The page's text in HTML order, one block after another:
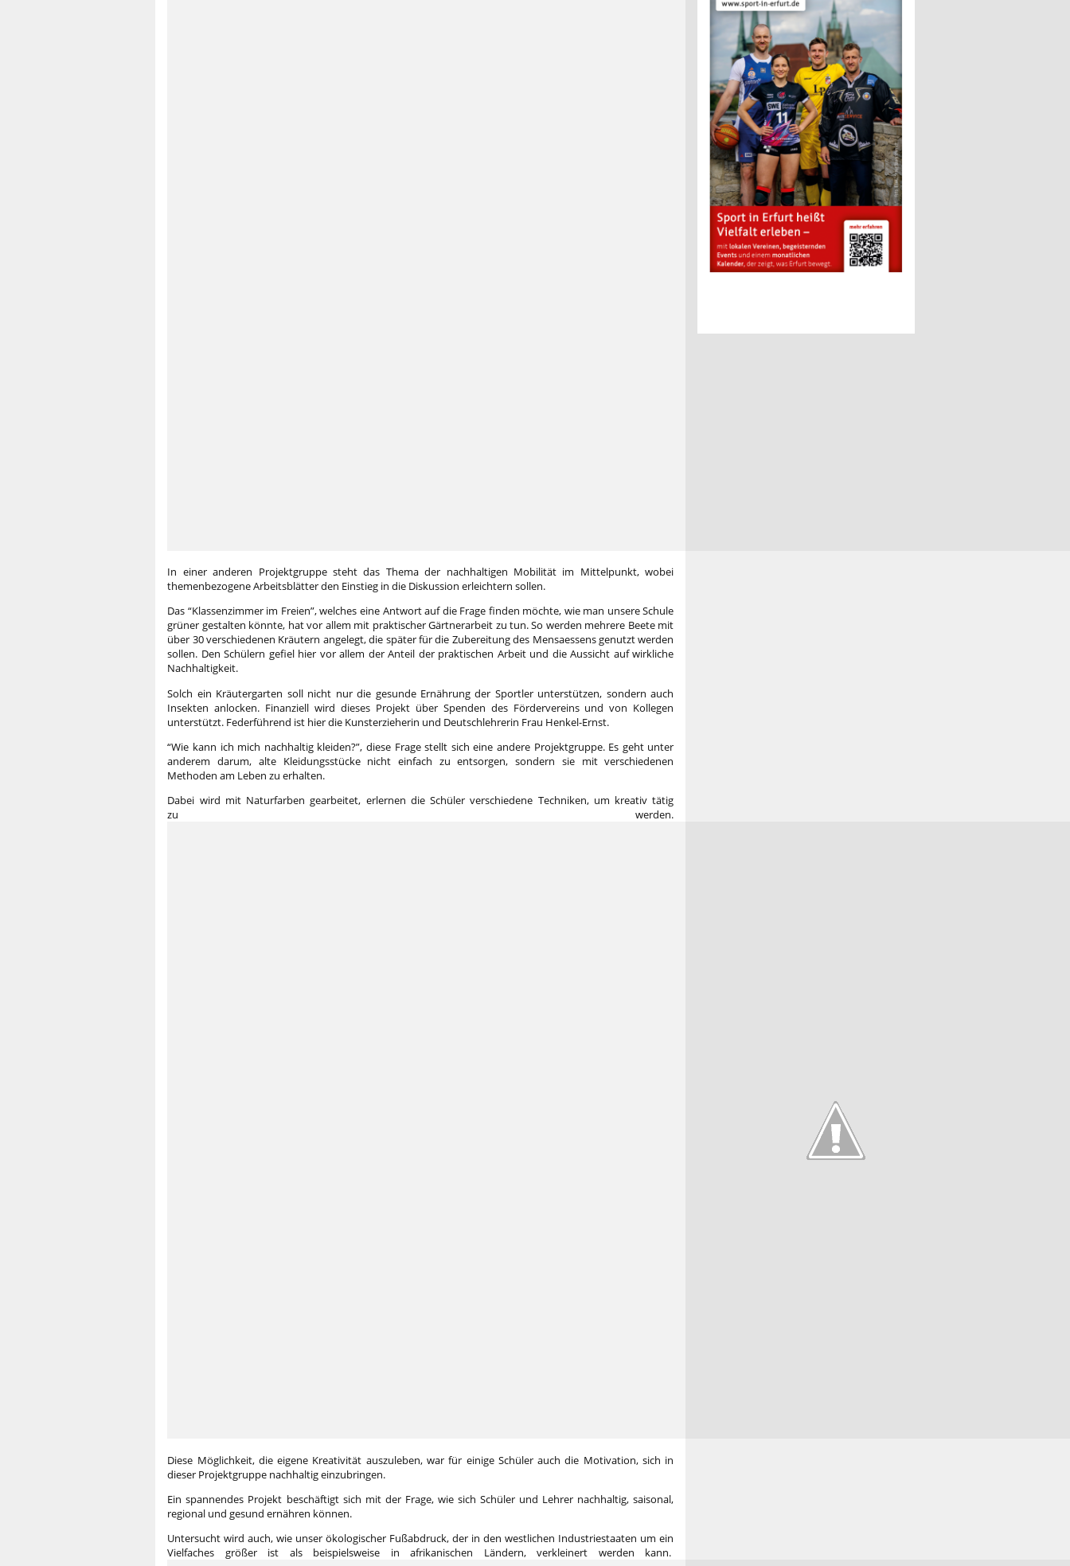
In einer anderen Projektgruppe steht das Thema der nachhaltigen Mobilität im Mittelpunkt, wobei
themenbezogene Arbeitsblätter den Einstieg in die Diskussion erleichtern sollen.
Das “Klassenzimmer im Freien”, welches eine Antwort auf die Frage finden möchte, wie man unsere Schule
grüner gestalten könnte, hat vor allem mit praktischer Gärtnerarbeit zu tun. So werden mehrere Beete mit
über 30 verschiedenen Kräutern angelegt, die später für die Zubereitung des Mensaessens genutzt werden
sollen. Den Schülern gefiel hier vor allem der Anteil der praktischen Arbeit und die Aussicht auf wirkliche
Nachhaltigkeit.
Solch ein Kräutergarten soll nicht nur die gesunde Ernährung der Sportler unterstützen, sondern auch
Insekten anlocken. Finanziell wird dieses Projekt über Spenden des Fördervereins und von Kollegen
unterstützt. Federführend ist hier die Kunsterzieherin und Deutschlehrerin Frau Henkel-Ernst.
“Wie kann ich mich nachhaltig kleiden?”, diese Frage stellt sich eine andere Projektgruppe. Es geht unter
anderem darum, alte Kleidungsstücke nicht einfach zu entsorgen, sondern sie mit verschiedenen
Methoden am Leben zu erhalten.
Dabei wird mit Naturfarben gearbeitet, erlernen die Schüler verschiedene Techniken, um kreativ tätig
zu werden.
Diese Möglichkeit, die eigene Kreativität auszuleben, war für einige Schüler auch die Motivation, sich in
dieser Projektgruppe nachhaltig einzubringen.
Ein spannendes Projekt beschäftigt sich mit der Frage, wie sich Schüler und Lehrer nachhaltig, saisonal,
regional und gesund ernähren können.
Untersucht wird auch, wie unser ökologischer Fußabdruck, der in den westlichen Industriestaaten um ein
Vielfaches größer ist als beispielsweise in afrikanischen Ländern, verkleinert werden kann.